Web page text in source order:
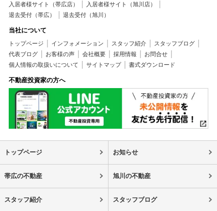
入居者様サイト（帯広店）
入居者様サイト（旭川店）
退去受付（帯広）
退去受付（旭川）
当社について
トップページ インフォメーション スタッフ紹介
スタッフブログ
代表ブログ
お客様の声 会社概要 採用情報
お問合せ
個人情報の取扱いについて
サイトマップ 書式ダウンロード
不動産投資家の方へ
トップページ お知らせ
帯広の不動産 旭川の不動産
スタッフ紹介 スタッフブログ